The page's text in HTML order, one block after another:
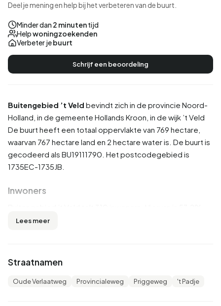
Buitengebied ’t Veld bevindt zich in de provincie Noord-
Holland , in de gemeente Hollands Kroon , in de wijk ’t Veld
De buurt heeft een totaal oppervlakte van 769 hectare,
waarvan 767 hectare land en 2 hectare water is. De buurt is
gecodeerd als BU19111790. Het postcodegebied is
1735EC-1735JB.
Inwoners
man en 48,4% vrouw. De meeste inwoners zijn 45 tot 65
46,8% is ongehuwd, 46,8% is gehuwd, 3,2% is gescheiden
en 1,6% is verweduwd. 280 inwoners komen uit Nederland,
Lees meer
Straatnamen
Oude Verlaatweg Provincialeweg Priggeweg 't Padje
Deel je mening en help bij het verbeteren van de buurt.
Minder dan 2 minutentijd
Helpwoningzoekenden
Verbeter jebuurt
Schrijf een beoordeling